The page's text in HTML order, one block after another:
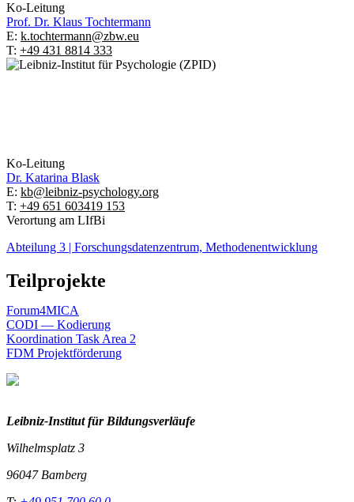
Ko-Leitung
Prof. Dr. Klaus Tochtermann
E: k.tochtermann@zbw.eu
T: +49 431 8814 333
Ko-Leitung
Dr. Katarina Blask
E: kb@leibniz-psychology.org
T: +49 651 603419 153
Verortung am LIfBi
Abteilung 3 | Forschungsdatenzentrum, Methodenentwicklung
Teilprojekte
Forum4MICA
CODI — Kodierung
Koordination Task Area 2
FDM Projektförderung
Leibniz-Institut für Bildungsverläufe
Wilhelmsplatz 3
96047 Bamberg